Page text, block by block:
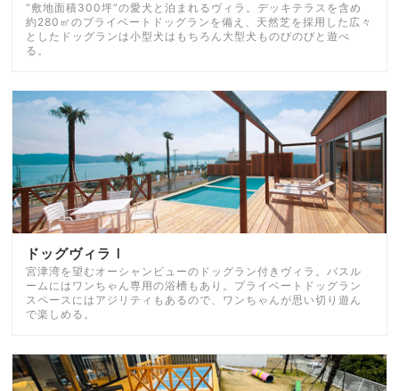
“敷地面積300坪”の愛犬と泊まれるヴィラ。デッキテラスを含め
約280㎡のプライベートドッグランを備え、天然芝を採用した広々
としたドッグランは小型犬はもちろん大型犬ものびのびと遊べ
る。
ドッグヴィラⅠ
宮津湾を望むオーシャンビューのドッグラン付きヴィラ。バスル
ームにはワンちゃん専用の浴槽もあり。プライベートドッグラン
スペースにはアジリティもあるので、ワンちゃんが思い切り遊ん
で楽しめる。